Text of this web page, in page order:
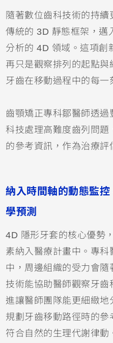
隨著數位齒科技術的持
傳統的 3D 靜態框架，邁
分析的 4D 領域。這項創
再只是觀察排列的起點與
牙齒在移動過程中的每一
齒顎矯正專科鄒醫師透
科技處理高難度齒列問
的參考資訊，作為治療評
納入時間軸的動態監
學預測
4D 隱形牙套的核心優勢
素納入醫療計畫中。專
中，周邊組織的受力會
技術能協助醫師觀察牙
進讓醫師團隊能更細緻
規劃牙齒移動路徑時的
符合自然的生理代謝律動